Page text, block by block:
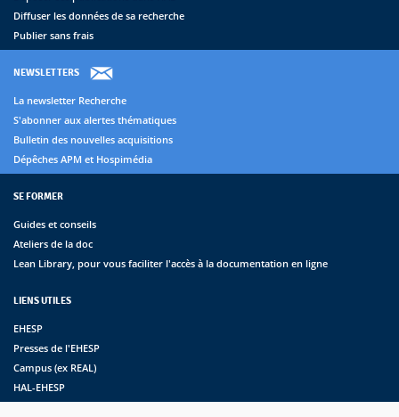
Diffuser les données de sa recherche
Publier sans frais
NEWSLETTERS
La newsletter Recherche
S'abonner aux alertes thématiques
Bulletin des nouvelles acquisitions
Dépêches APM et Hospimédia
SE FORMER
Guides et conseils
Ateliers de la doc
Lean Library, pour vous faciliter l'accès à la documentation en ligne
LIENS UTILES
EHESP
Presses de l'EHESP
Campus (ex REAL)
HAL-EHESP